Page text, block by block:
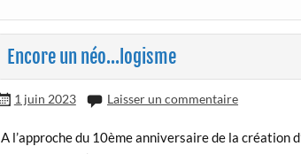
Encore un néo…logisme
1 juin 2023 Laisser un commentaire
A l’approche du 10ème anniversaire de la création